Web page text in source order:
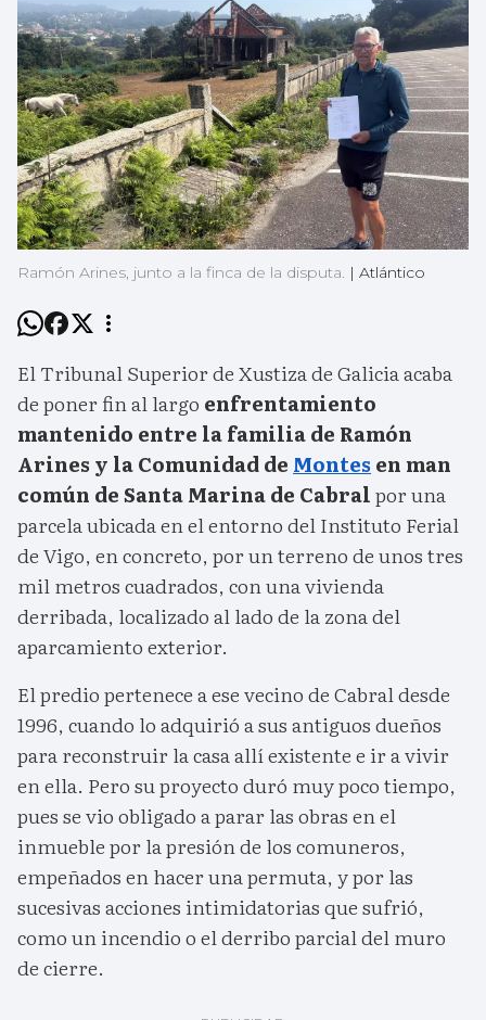
Ramón Arines, junto a la finca de la disputa. | Atlántico
El Tribunal Superior de Xustiza de Galicia acaba
de poner fin al largo enfrentamiento
mantenido entre la familia de Ramón
Arines y la Comunidad de Montes en man
común de Santa Marina de Cabralpor una
parcela ubicada en el entorno del Instituto Ferial
de Vigo, en concreto, por un terreno de unos tres
mil metros cuadrados, con una vivienda
derribada, localizado al lado de la zona del
aparcamiento exterior.
El predio pertenece a ese vecino de Cabral desde
1996, cuando lo adquirió a sus antiguos dueños
para reconstruir la casa allí existente e ir a vivir
en ella. Pero su proyecto duró muy poco tiempo,
pues se vio obligado a parar las obras en el
inmueble por la presión de los comuneros,
empeñados en hacer una permuta, y por las
sucesivas acciones intimidatorias que sufrió,
como un incendio o el derribo parcial del muro
de cierre.